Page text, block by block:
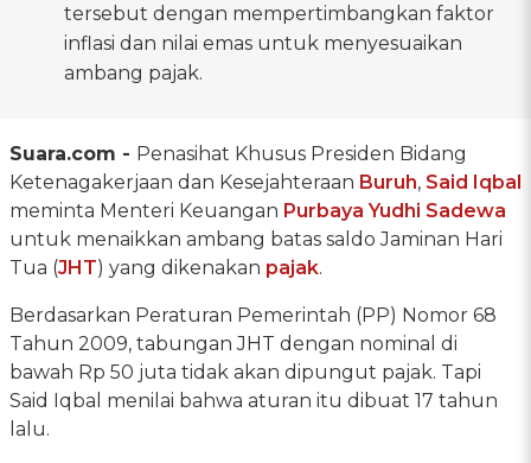
tersebut dengan mempertimbangkan faktor
inflasi dan nilai emas untuk menyesuaikan
ambang pajak.
Suara.com - Penasihat Khusus Presiden Bidang
Ketenagakerjaan dan Kesejahteraan Buruh, Said Iqbal
meminta Menteri Keuangan Purbaya Yudhi Sadewa
untuk menaikkan ambang batas saldo Jaminan Hari
Tua (JHT) yang dikenakan pajak.
Berdasarkan Peraturan Pemerintah (PP) Nomor 68
Tahun 2009, tabungan JHT dengan nominal di
bawah Rp 50 juta tidak akan dipungut pajak. Tapi
Said Iqbal menilai bahwa aturan itu dibuat 17 tahun
lalu.